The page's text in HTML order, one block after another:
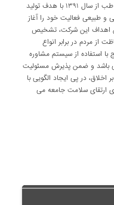
شرکت تحقیقاتی پارسی طب از سال ۱۳۹۱ با هدف تولید
و طبیعی فعالیت خود را آغاز
اهداف این شرکت، تشخیص
از مردم در برابر انواع
استفاده از سیستم مشاوره
باشد و ضمن پذیرش مسئولیت
در پی ایجاد الگویی با
ارتقای سلامت جامعه می